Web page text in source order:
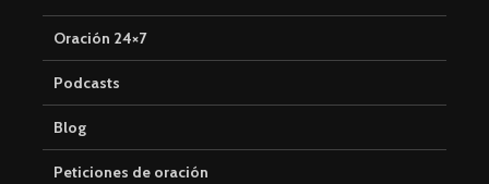
Oración 24×7
Podcasts
Blog
Peticiones de oración